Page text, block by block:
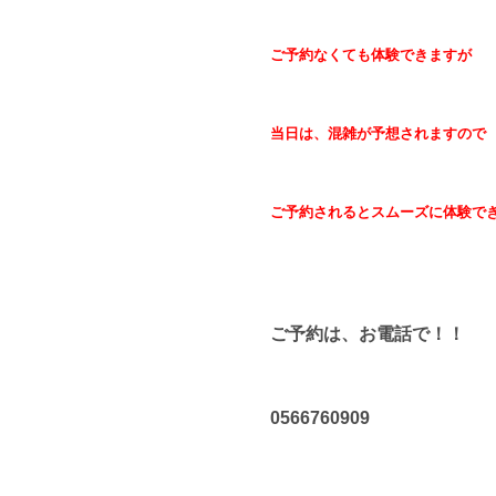
ご予約なくても体験できますが
当日は、混雑が予想されますので
ご予約されるとスムーズに体験で
ご予約は、お電話で！！
0566760909